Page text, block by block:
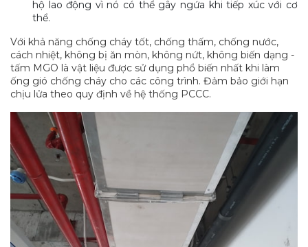
hộ lao động vì nó có thể gây ngứa khi tiếp xúc với cơ
thể.
Với khả năng chống cháy tốt, chống thấm, chống nước,
cách nhiệt, không bị ăn mòn, không nứt, không biến dạng -
tấm MGO là vật liệu được sử dụng phổ biến nhất khi làm
ống gió chống cháy cho các công trình. Đảm bảo giới hạn
chịu lửa theo quy định về hệ thống PCCC.